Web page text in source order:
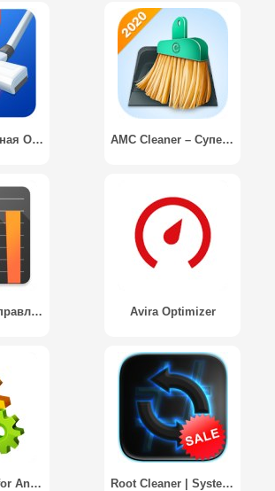
Cверхскоростная Очистка - Бустер Антивируса / Super Speed Cleaner - Antivirus Cleaner & Booster AMC Cleaner – Супер Ускоритель телефона
App Usage - Управление/Слежка Avira Optimizer
Assistant Pro for Android Root Cleaner | System Eraser